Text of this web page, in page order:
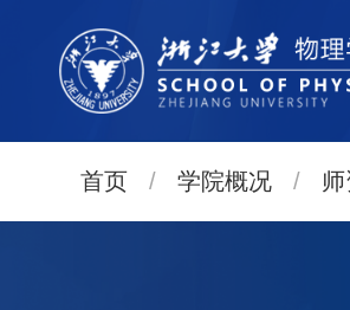
首页 / 学院概况 /